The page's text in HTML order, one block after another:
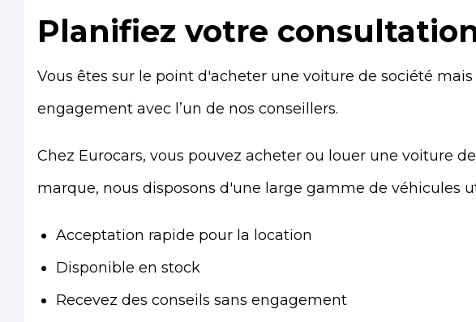
Planifiez votre
Vous êtes sur le point d'acheter une voiture de société
engagement avec l’un de nos conseillers.
Chez Eurocars, vous pouvez acheter ou louer une voiture
marque, nous disposons d'une large gamme de véhicules
Acceptation rapide pour la location
Disponible en stock
Recevez des conseils sans engagement